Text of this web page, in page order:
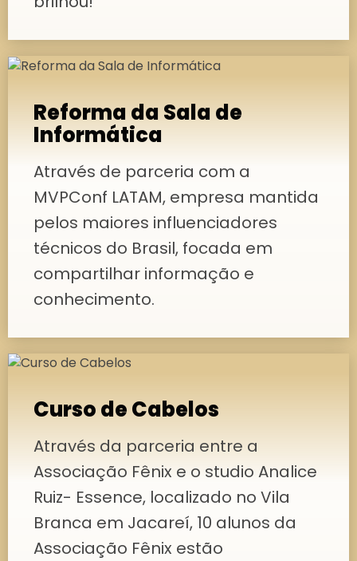
Reforma da Sala de
Informática
Através de parceria com a
MVPConf LATAM, empresa mantida
pelos maiores influenciadores
técnicos do Brasil, focada em
compartilhar informação e
conhecimento.
Curso de Cabelos
Através da parceria entre a
Associação Fênix e o studio Analice
Ruiz- Essence, localizado no Vila
Branca em Jacareí, 10 alunos da
Associação Fênix estão